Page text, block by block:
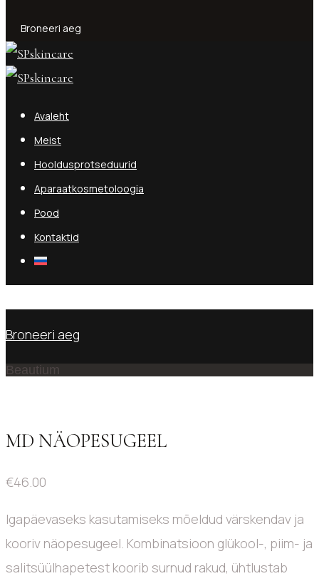
Broneeri aeg
Avaleht
Meist
Hooldusprotseduurid
Aparaatkosmetoloogia
Pood
Kontaktid
Broneeri aeg
Beautium
MD NÄOPESUGEEL
€46.00
Igapäevaseks kasutamiseks mõeldud värskendav ja
kooriv näopesugeel. Kombinatsioon glükool-, piim- ja
salitsüülhapetest koorib surnud rakud, ühtlustab